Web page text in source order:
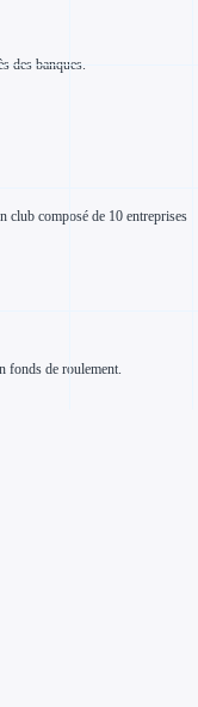
des banques.
club composé de 10 entreprises
fonds de roulement.